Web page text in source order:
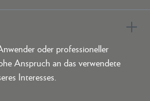
oder professioneller
Anspruch an das verwendete
Interesses.